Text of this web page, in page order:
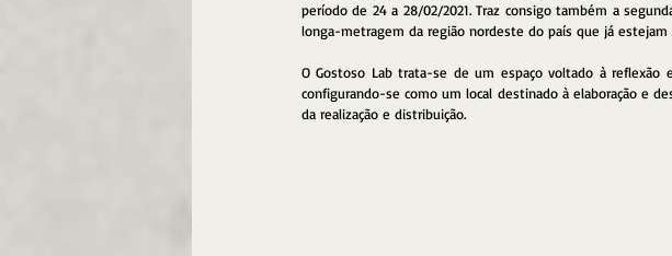
período de 24 a 28/02/2021. Traz consigo também a
longa-metragem da região nordeste do país que já
O Gostoso Lab trata-se de um espaço voltado à
configurando-se como um local destinado à elaboração e
da realização e distribuição.